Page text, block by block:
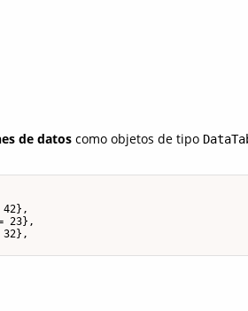
de datoscomo objetos de tipo
23},